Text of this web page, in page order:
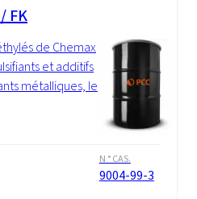
FK
de Chemax
et additifs
métalliques, les
N ° CAS.
9004-99-3